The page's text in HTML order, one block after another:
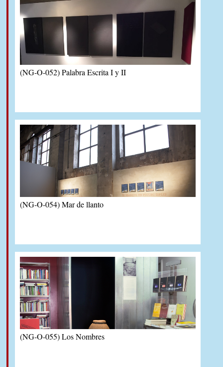
(NG-O-052) Palabra Escrita I y II
(NG-O-054) Mar de llanto
(NG-O-055) Los Nombres